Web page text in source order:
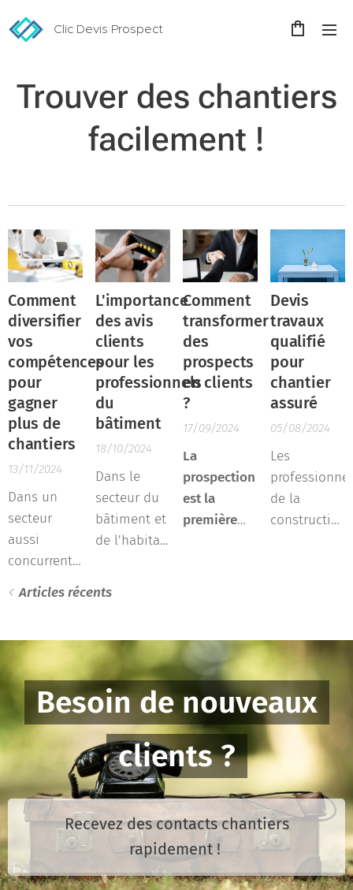
Clic Devis Prospect
Trouver des chantiers
facilement !
Comment
diversifier
vos
compétences
pour
gagner
plus de
chantiers
13/11/2024
Dans un
secteur
aussi
concurrentiel
que celui
l'habitat, la
de vos
compétences
peut être la
clé pour
décrocher
plus de
chantiers et
booster
votre
L'importance
des avis
clients
pour les
professionnels
du
bâtiment
18/10/2024
Dans le
secteur du
bâtiment et
de l'habitat,
pour attirer
de
nouveaux
clients et
garantir la
croissance
de votre
activité. Les
avis clients
jouent un
rôle central
dans ce
Comment
transformer
des
prospects
en clients
?
17/09/2024
La
prospection
est la
première
Devis
travaux
qualifié
pour
chantier
assuré
05/08/2024
Les
de la
construction,
ont souvent
besoin de
nouveaux
chantiers
pour
soutenir
leur carnet
de
commande.
Articles récents
Besoin de nouveaux
clients ?
Recevez des contacts chantiers
rapidement !